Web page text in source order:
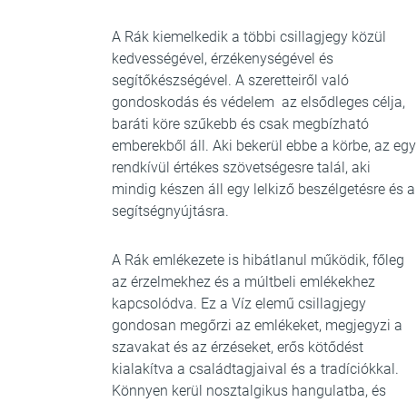
A Rák kiemelkedik a többi csillagjegy közül
kedvességével, érzékenységével és
segítőkészségével. A szeretteiről való
gondoskodás és védelem az elsődleges célja,
baráti köre szűkebb és csak megbízható
emberekből áll. Aki bekerül ebbe a körbe, az egy
rendkívül értékes szövetségesre talál, aki
mindig készen áll egy lelkiző beszélgetésre és a
segítségnyújtásra.
A Rák emlékezete is hibátlanul működik, főleg
az érzelmekhez és a múltbeli emlékekhez
kapcsolódva. Ez a Víz elemű csillagjegy
gondosan megőrzi az emlékeket, megjegyzi a
szavakat és az érzéseket, erős kötődést
kialakítva a családtagjaival és a tradíciókkal.
Könnyen kerül nosztalgikus hangulatba, és